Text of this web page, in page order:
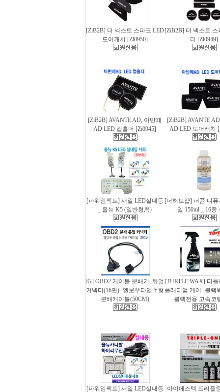
[ZiB2B] 더 넥스트 스파크 LED
도어캐치 [Zi0950]
[ZiB2B] 더 넥스트 스
더 [Zi0949]
[ZiB2B] AVANTE AD, 아반떼
AD LED 컵홀더 [Zi0945]
[ZiB2B] AVANTE
AD LED 도어캐치
[파워임팩트] 새일 LED실내등
_ 올뉴 K5 (일반형用)
[더허브샵] 퍼퓸 디
일 150ml _ 16종
[G] OBD2 케이블 분배기, 듀얼
커넥터(16핀)- 엘보우타입 Y형
분배케이블(50CM)
[TURTLE WAX] 터
플래티엄 케어- 블랙
블랙전용 고속코
[파워임팩트] 새일 LED실내등 아이에스텍 트리플